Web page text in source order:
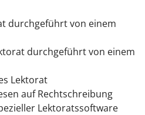
durchgeführt von einem
durchgeführt von einem
Lektorat
auf Rechtschreibung
Lektoratssoftware